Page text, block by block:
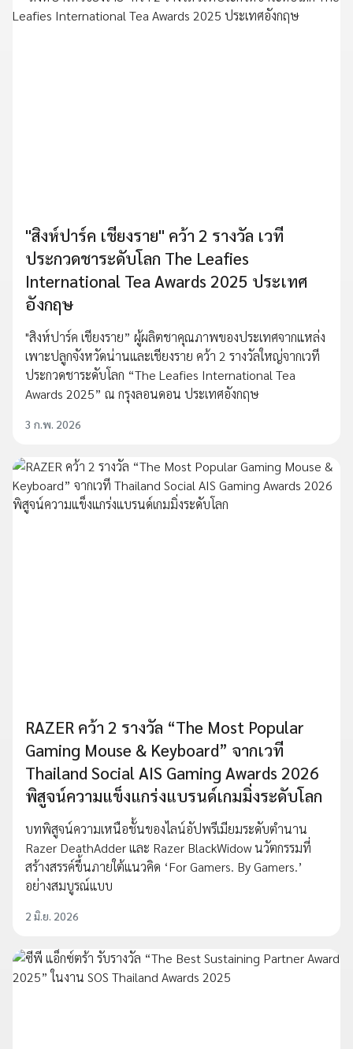
"สิงห์ปาร์ค เชียงราย" คว้า 2 รางวัล เวที
ประกวดชาระดับโลก The Leafies
International Tea Awards 2025 ประเทศ
อังกฤษ
"สิงห์ปาร์ค เชียงราย” ผู้ผลิตชาคุณภาพของประเทศจากแหล่ง
เพาะปลูกจังหวัดน่านและเชียงราย คว้า 2 รางวัลใหญ่จากเวที
ประกวดชาระดับโลก “The Leafies International Tea
Awards 2025” ณ กรุงลอนดอน ประเทศอังกฤษ
3 ก.พ. 2026
RAZER คว้า 2 รางวัล “The Most Popular
Gaming Mouse & Keyboard” จากเวที
Thailand Social AIS Gaming Awards 2026
พิสูจน์ความแข็งแกร่งแบรนด์เกมมิ่งระดับโลก
บทพิสูจน์ความเหนือชั้นของไลน์อัปพรีเมียมระดับตำนาน
Razer DeathAdder และ Razer BlackWidow นวัตกรรมที่
สร้างสรรค์ขึ้นภายใต้แนวคิด ‘For Gamers. By Gamers.’
อย่างสมบูรณ์แบบ
2 มิ.ย. 2026